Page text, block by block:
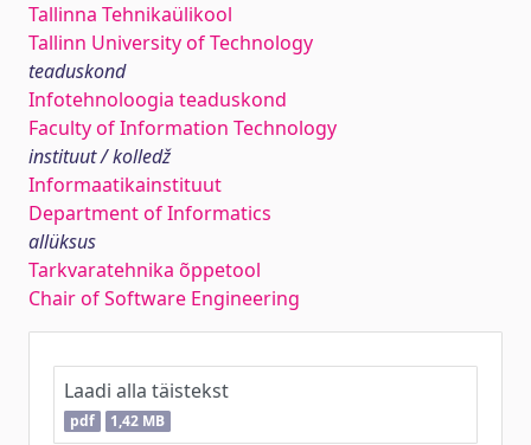
Tallinna Tehnikaülikool
Tallinn University of Technology
teaduskond
Infotehnoloogia teaduskond
Faculty of Information Technology
instituut / kolledž
Informaatikainstituut
Department of Informatics
allüksus
Tarkvaratehnika õppetool
Chair of Software Engineering
Laadi alla täistekst
pdf 1,42 MB